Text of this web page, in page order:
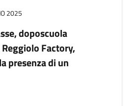
2025
doposcuola
Factory,
presenza di un